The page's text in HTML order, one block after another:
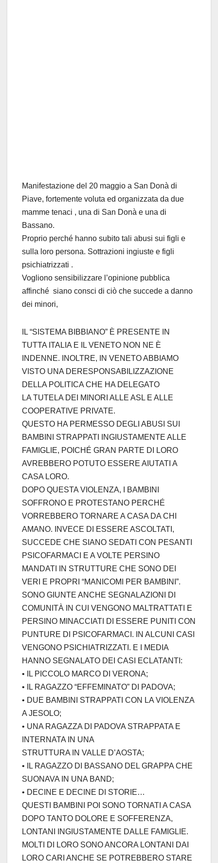
Manifestazione del 20 maggio a San Donà di
Piave, fortemente voluta ed organizzata da due
mamme tenaci , una di San Donà e una di
Bassano.
Proprio perché hanno subito tali abusi sui figli e
sulla loro persona. Sottrazioni ingiuste e figli
psichiatrizzati .
Vogliono sensibilizzare l’opinione pubblica
affinché siano consci di ciò che succede a danno
dei minori,
IL “SISTEMA BIBBIANO” È PRESENTE IN
TUTTA ITALIA E IL VENETO NON NE È
INDENNE. INOLTRE, IN VENETO ABBIAMO
VISTO UNA DERESPONSABILIZZAZIONE
DELLA POLITICA CHE HA DELEGATO
LA TUTELA DEI MINORI ALLE ASL E ALLE
COOPERATIVE PRIVATE.
QUESTO HA PERMESSO DEGLI ABUSI SUI
BAMBINI STRAPPATI INGIUSTAMENTE ALLE
FAMIGLIE, POICHÉ GRAN PARTE DI LORO
AVREBBERO POTUTO ESSERE AIUTATI A
CASA LORO.
DOPO QUESTA VIOLENZA, I BAMBINI
SOFFRONO E PROTESTANO PERCHÉ
VORREBBERO TORNARE A CASA DA CHI
AMANO. INVECE DI ESSERE ASCOLTATI,
SUCCEDE CHE SIANO SEDATI CON PESANTI
PSICOFARMACI E A VOLTE PERSINO
MANDATI IN STRUTTURE CHE SONO DEI
VERI E PROPRI “MANICOMI PER BAMBINI”.
SONO GIUNTE ANCHE SEGNALAZIONI DI
COMUNITÀ IN CUI VENGONO MALTRATTATI E
PERSINO MINACCIATI DI ESSERE PUNITI CON
PUNTURE DI PSICOFARMACI. IN ALCUNI CASI
VENGONO PSICHIATRIZZATI. E I MEDIA
HANNO SEGNALATO DEI CASI ECLATANTI:
• IL PICCOLO MARCO DI VERONA;
• IL RAGAZZO “EFFEMINATO” DI PADOVA;
• DUE BAMBINI STRAPPATI CON LA VIOLENZA
A JESOLO;
• UNA RAGAZZA DI PADOVA STRAPPATA E
INTERNATA IN UNA
STRUTTURA IN VALLE D’AOSTA;
• IL RAGAZZO DI BASSANO DEL GRAPPA CHE
SUONAVA IN UNA BAND;
• DECINE E DECINE DI STORIE…
QUESTI BAMBINI POI SONO TORNATI A CASA
DOPO TANTO DOLORE E SOFFERENZA,
LONTANI INGIUSTAMENTE DALLE FAMIGLIE.
MOLTI DI LORO SONO ANCORA LONTANI DAI
LORO CARI ANCHE SE POTREBBERO STARE